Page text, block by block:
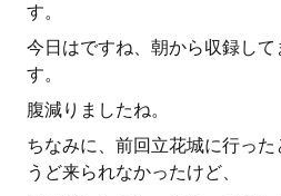
す。
今日はですね、朝から収録し
す。
腹減りましたね。
ちなみに、前回立花城に行っ
うど来られなかったけど、